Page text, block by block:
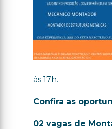
às 17h.
Confira as
02 vagas de